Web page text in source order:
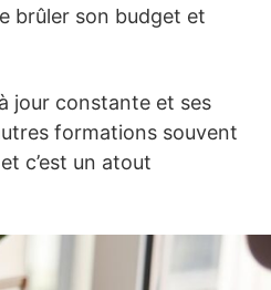
brûler son budget et
jour constante et ses
formations souvent
c’est un atout